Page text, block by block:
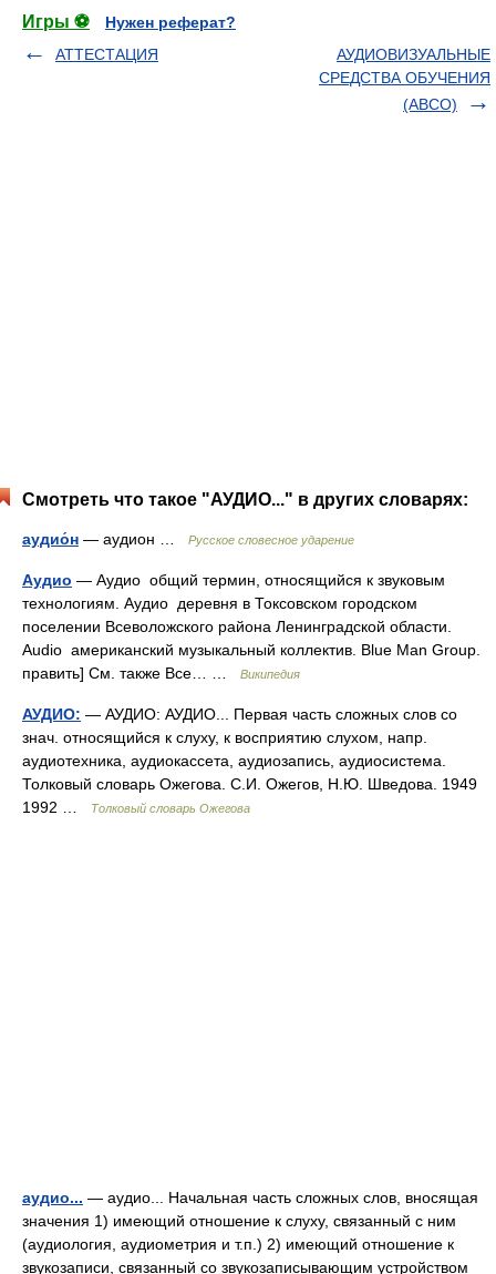
Игры ⚽
Нужен реферат?
АТТЕСТАЦИЯ
АУДИОВИЗУАЛЬНЫЕ
СРЕДСТВА ОБУЧЕНИЯ
(АВСО)
Смотреть что такое "АУДИО..." в других словарях:
аудио́н — аудион … Русское словесное ударение
Аудио — Аудио общий термин, относящийся к звуковым
технологиям. Аудио деревня в Токсовском городском
поселении Всеволожского района Ленинградской области.
Audio американский музыкальный коллектив. Blue Man Group.
править] См. также Все… …
Википедия
АУДИО: — АУДИО: АУДИО... Первая часть сложных слов со
знач. относящийся к слуху, к восприятию слухом, напр.
аудиотехника, аудиокассета, аудиозапись, аудиосистема.
Толковый словарь Ожегова. С.И. Ожегов, Н.Ю. Шведова. 1949
1992 …
Толковый словарь Ожегова
аудио... — аудио... Начальная часть сложных слов, вносящая
значения 1) имеющий отношение к слуху, связанный с ним
(аудиология, аудиометрия и т.п.) 2) имеющий отношение к
звукозаписи, связанный со звукозаписывающим устройством